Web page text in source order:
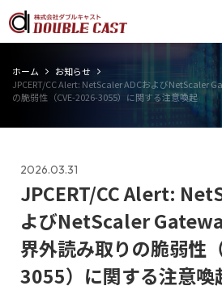
ホーム
お知らせ
JPCERT/CC Alert: NetScaler ADCおよびNetScaler
の脆弱性（CVE-2026-3055）に関する注意喚起
2026.03.31
JPCERT/CC Alert:
よびNetScaler
界外読み取りの脆弱性
3055）に関する注意喚